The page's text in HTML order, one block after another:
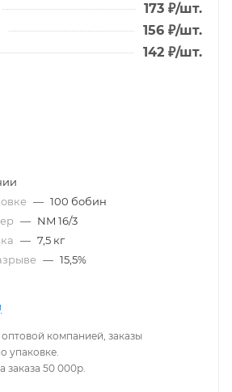
173 ₽/шт.
156 ₽/шт.
142 ₽/шт.
— 100 бобин
— NM 16/3
— 7,5 кг
— 15,5%
компанией, заказы
упаковке.
50 000р.